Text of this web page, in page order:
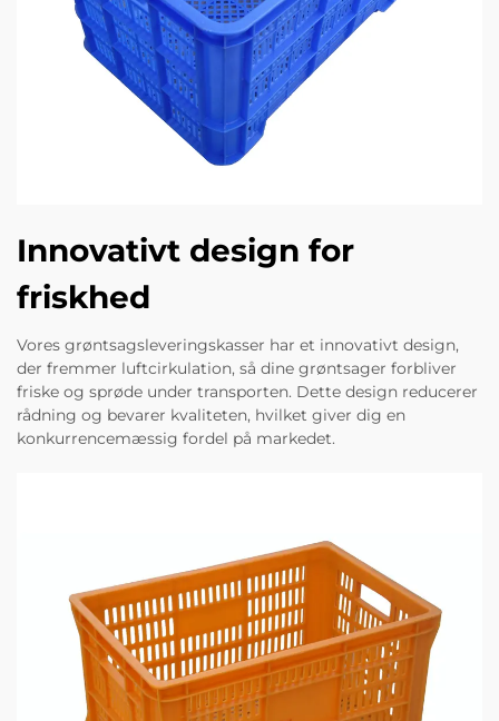
Innovativt design for
friskhed
Vores grøntsagsleveringskasser har et innovativt design,
der fremmer luftcirkulation, så dine grøntsager forbliver
friske og sprøde under transporten. Dette design reducerer
rådning og bevarer kvaliteten, hvilket giver dig en
konkurrencemæssig fordel på markedet.